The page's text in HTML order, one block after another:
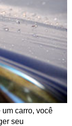
carro, você
seu